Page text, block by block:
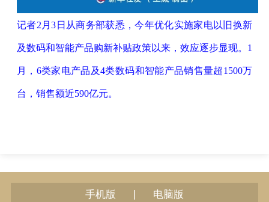
记者2月3日从商务部获悉，今年优化实施家电以旧换新
及数码和智能产品购新补贴政策以来，效应逐步显现。1
月，6类家电产品及4类数码和智能产品销售量超1500万
台，销售额近590亿元。
手机版 电脑版